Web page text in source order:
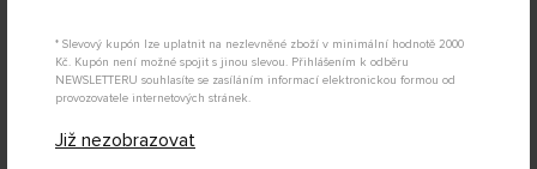
* Slevový kupón lze uplatnit na nezlevněné zboží v minimální hodnotě 2000
Kč. Kupón není možné spojit s jinou slevou. Přihlášením k odběru
NEWSLETTERU souhlasíte se zasíláním informací elektronickou formou od
provozovatele internetových stránek.
Již nezobrazovat
vybavená centrálním diferenciálem TRA6814
modely Slash 4WD, Slash 4WD a Rally 4WD.
diferenciálem TRA5614 se používá díl TRA6538, protože